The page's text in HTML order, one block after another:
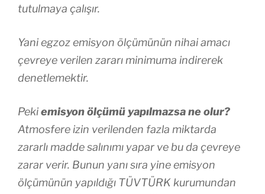
tutulmaya çalışır.
Yani egzoz emisyon ölçümünün nihai amacı
çevreye verilen zararı minimuma indirerek
denetlemektir.
Pekiemisyon ölçümü yapılmazsa ne olur?
Atmosfere izin verilenden fazla miktarda
zararlı madde salınımı yapar ve bu da çevreye
zarar verir. Bunun yanı sıra yine emisyon
ölçümünün yapıldığı TÜVTÜRK kurumundan